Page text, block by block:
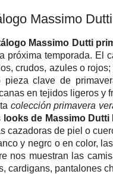
Massimo
Massimo Dutti
próxima temporada. El
crudos, azules o
pieza clave de
en tejidos ligeros y
colección primavera
looks de Massimo Dutti
cazadoras de piel o
y negro o en color,
nos muestran las
cardigans, pantalones